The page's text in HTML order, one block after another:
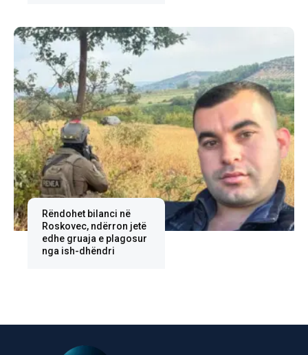
Rëndohet bilanci në
Roskovec, ndërron jetë
edhe gruaja e plagosur
nga ish-dhëndri